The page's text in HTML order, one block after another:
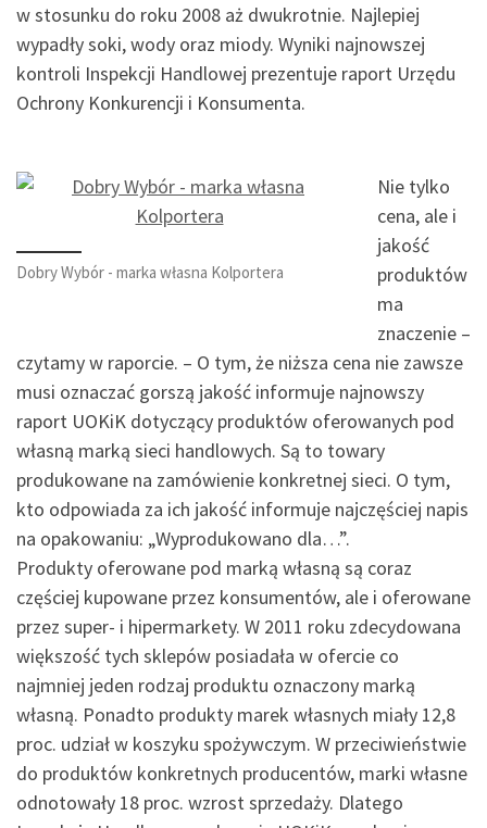
w stosunku do roku 2008 aż dwukrotnie. Najlepiej
wypadły soki, wody oraz miody. Wyniki najnowszej
kontroli Inspekcji Handlowej prezentuje raport Urzędu
Ochrony Konkurencji i Konsumenta.
Dobry Wybór - marka własna Kolportera
Nie tylko
cena, ale i
jakość
produktów
ma
znaczenie –
czytamy w raporcie. – O tym, że niższa cena nie zawsze
musi oznaczać gorszą jakość informuje najnowszy
raport UOKiK dotyczący produktów oferowanych pod
własną marką sieci handlowych. Są to towary
produkowane na zamówienie konkretnej sieci. O tym,
kto odpowiada za ich jakość informuje najczęściej napis
na opakowaniu: „Wyprodukowano dla…”.
Produkty oferowane pod marką własną są coraz
częściej kupowane przez konsumentów, ale i oferowane
przez super- i hipermarkety. W 2011 roku zdecydowana
większość tych sklepów posiadała w ofercie co
najmniej jeden rodzaj produktu oznaczony marką
własną. Ponadto produkty marek własnych miały 12,8
proc. udział w koszyku spożywczym. W przeciwieństwie
do produktów konkretnych producentów, marki własne
odnotowały 18 proc. wzrost sprzedaży. Dlatego